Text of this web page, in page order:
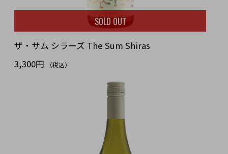
SOLD OUT
ザ・サム シラーズ The Sum Shiras
3,300円
（税込）